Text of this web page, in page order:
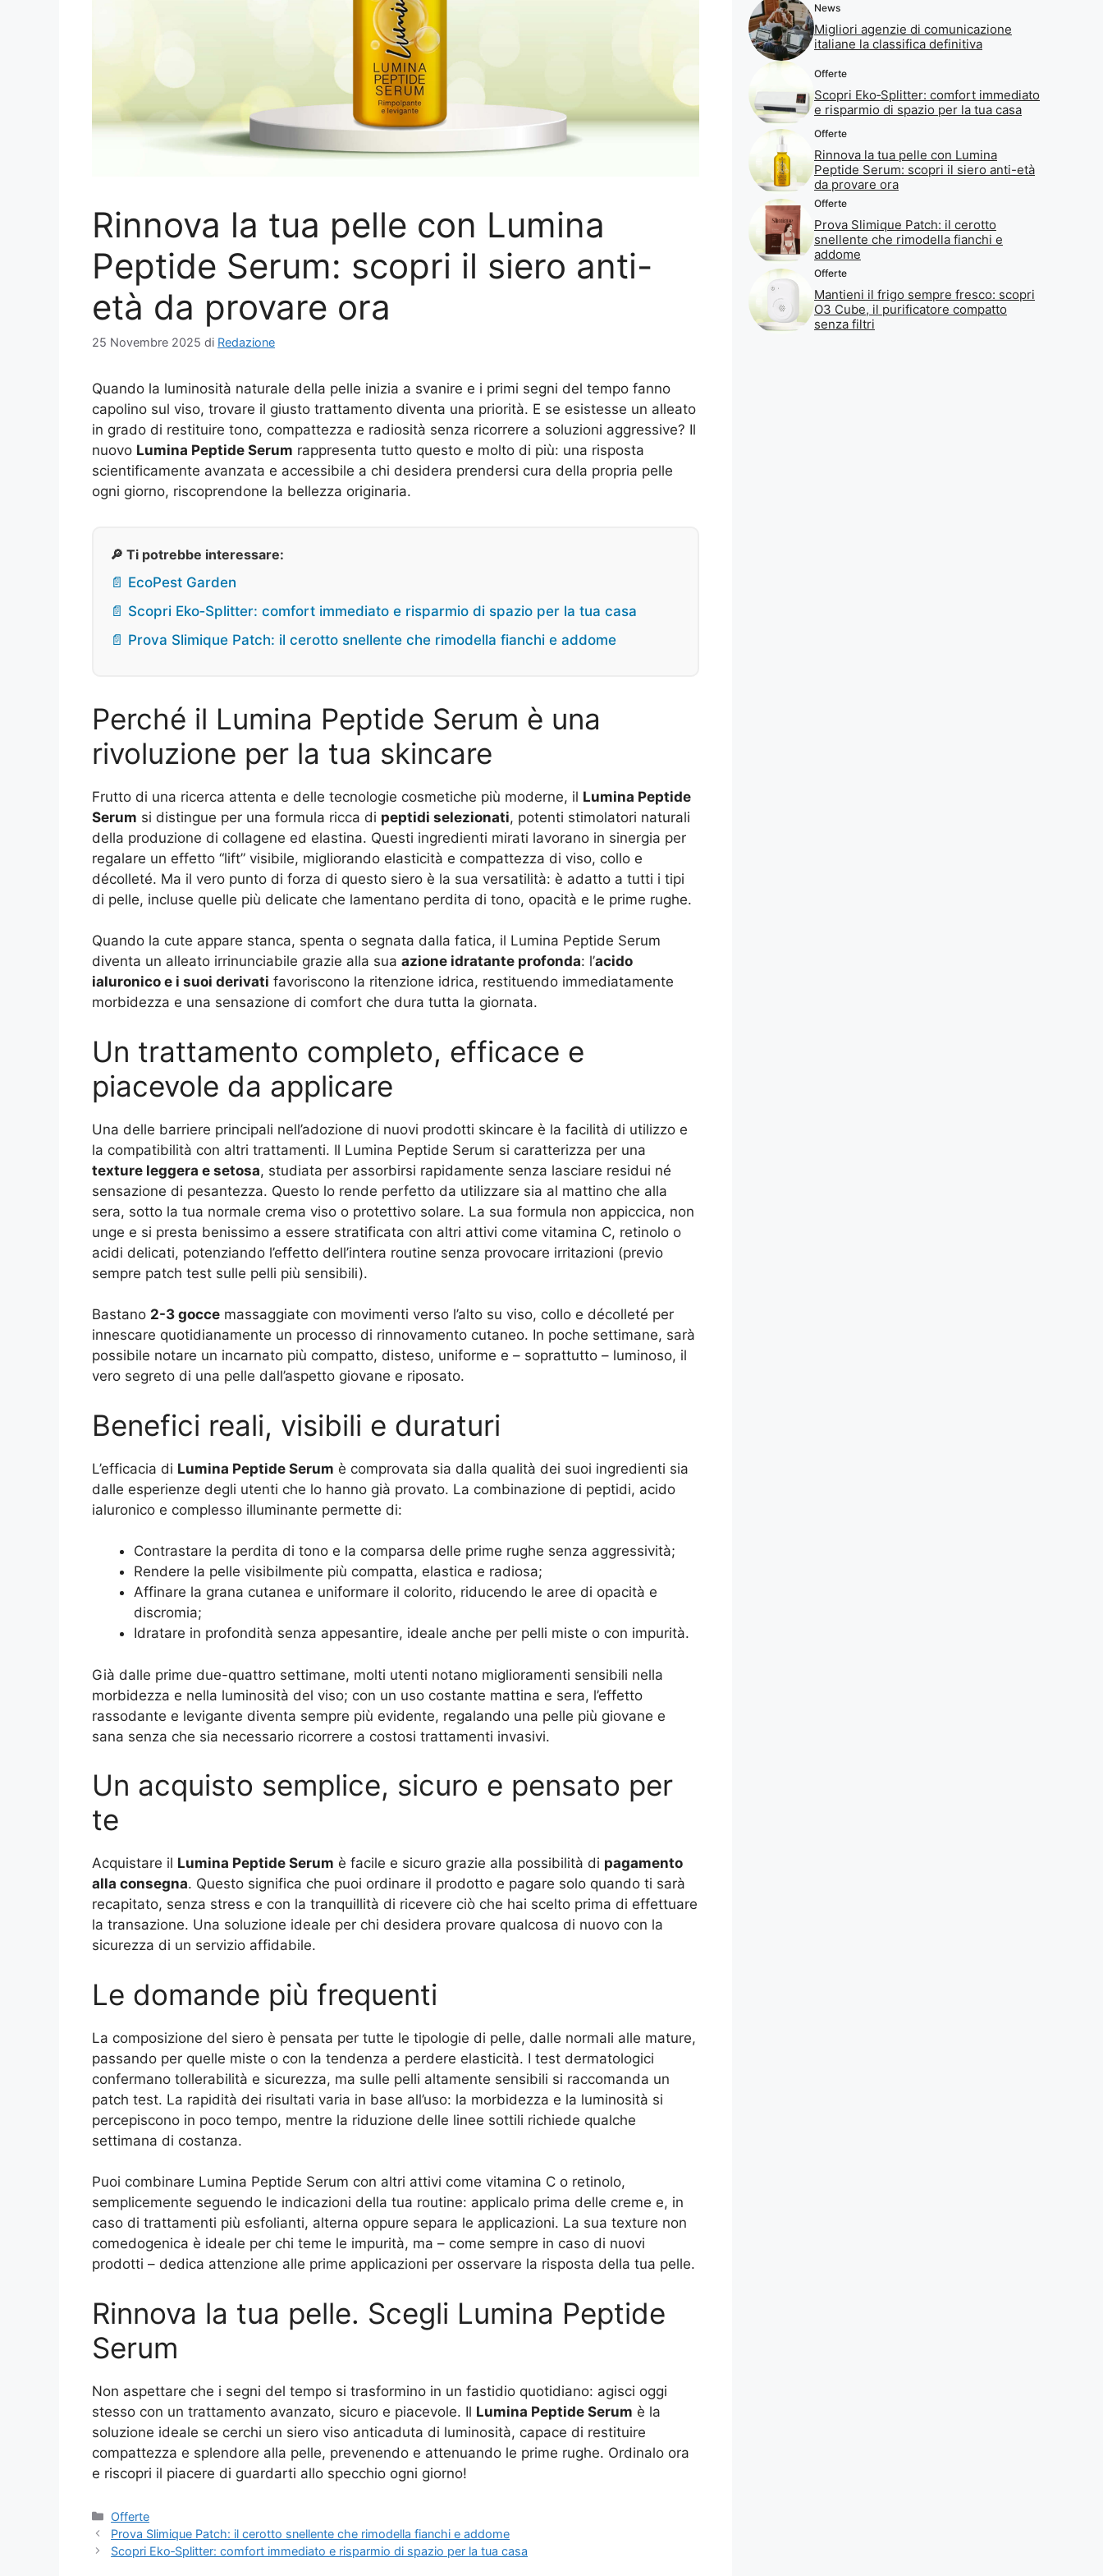
Rinnova la tua pelle con Lumina
Peptide Serum: scopri il siero anti-
età da provare ora
25 Novembre 2025 di Redazione
Quando la luminosità naturale della pelle inizia a svanire e i primi segni del tempo fanno
capolino sul viso, trovare il giusto trattamento diventa una priorità. E se esistesse un alleato
in grado di restituire tono, compattezza e radiosità senza ricorrere a soluzioni aggressive? Il
nuovo Lumina Peptide Serum rappresenta tutto questo e molto di più: una risposta
scientificamente avanzata e accessibile a chi desidera prendersi cura della propria pelle
ogni giorno, riscoprendone la bellezza originaria.
🔎 Ti potrebbe interessare:
📄 EcoPest Garden
📄 Scopri Eko‑Splitter: comfort immediato e risparmio di spazio per la tua casa
📄 Prova Slimique Patch: il cerotto snellente che rimodella fianchi e addome
Perché il Lumina Peptide Serum è una
rivoluzione per la tua skincare
Frutto di una ricerca attenta e delle tecnologie cosmetiche più moderne, il Lumina Peptide
Serum si distingue per una formula ricca di peptidi selezionati, potenti stimolatori naturali
della produzione di collagene ed elastina. Questi ingredienti mirati lavorano in sinergia per
regalare un effetto “lift” visibile, migliorando elasticità e compattezza di viso, collo e
décolleté. Ma il vero punto di forza di questo siero è la sua versatilità: è adatto a tutti i tipi
di pelle, incluse quelle più delicate che lamentano perdita di tono, opacità e le prime rughe.
Quando la cute appare stanca, spenta o segnata dalla fatica, il Lumina Peptide Serum
diventa un alleato irrinunciabile grazie alla sua azione idratante profonda: l’acido
ialuronico e i suoi derivati favoriscono la ritenzione idrica, restituendo immediatamente
morbidezza e una sensazione di comfort che dura tutta la giornata.
Un trattamento completo, efficace e
piacevole da applicare
Una delle barriere principali nell’adozione di nuovi prodotti skincare è la facilità di utilizzo e
la compatibilità con altri trattamenti. Il Lumina Peptide Serum si caratterizza per una
texture leggera e setosa, studiata per assorbirsi rapidamente senza lasciare residui né
sensazione di pesantezza. Questo lo rende perfetto da utilizzare sia al mattino che alla
sera, sotto la tua normale crema viso o protettivo solare. La sua formula non appiccica, non
unge e si presta benissimo a essere stratificata con altri attivi come vitamina C, retinolo o
acidi delicati, potenziando l’effetto dell’intera routine senza provocare irritazioni (previo
sempre patch test sulle pelli più sensibili).
Bastano 2-3 gocce massaggiate con movimenti verso l’alto su viso, collo e décolleté per
innescare quotidianamente un processo di rinnovamento cutaneo. In poche settimane, sarà
possibile notare un incarnato più compatto, disteso, uniforme e – soprattutto – luminoso, il
vero segreto di una pelle dall’aspetto giovane e riposato.
Benefici reali, visibili e duraturi
L’efficacia di Lumina Peptide Serum è comprovata sia dalla qualità dei suoi ingredienti sia
dalle esperienze degli utenti che lo hanno già provato. La combinazione di peptidi, acido
ialuronico e complesso illuminante permette di:
Contrastare la perdita di tono e la comparsa delle prime rughe senza aggressività;
Rendere la pelle visibilmente più compatta, elastica e radiosa;
Affinare la grana cutanea e uniformare il colorito, riducendo le aree di opacità e
discromia;
Idratare in profondità senza appesantire, ideale anche per pelli miste o con impurità.
Già dalle prime due-quattro settimane, molti utenti notano miglioramenti sensibili nella
morbidezza e nella luminosità del viso; con un uso costante mattina e sera, l’effetto
rassodante e levigante diventa sempre più evidente, regalando una pelle più giovane e
sana senza che sia necessario ricorrere a costosi trattamenti invasivi.
Un acquisto semplice, sicuro e pensato per
te
Acquistare il Lumina Peptide Serum è facile e sicuro grazie alla possibilità di pagamento
alla consegna. Questo significa che puoi ordinare il prodotto e pagare solo quando ti sarà
recapitato, senza stress e con la tranquillità di ricevere ciò che hai scelto prima di effettuare
la transazione. Una soluzione ideale per chi desidera provare qualcosa di nuovo con la
sicurezza di un servizio affidabile.
Le domande più frequenti
La composizione del siero è pensata per tutte le tipologie di pelle, dalle normali alle mature,
passando per quelle miste o con la tendenza a perdere elasticità. I test dermatologici
confermano tollerabilità e sicurezza, ma sulle pelli altamente sensibili si raccomanda un
patch test. La rapidità dei risultati varia in base all’uso: la morbidezza e la luminosità si
percepiscono in poco tempo, mentre la riduzione delle linee sottili richiede qualche
settimana di costanza.
Puoi combinare Lumina Peptide Serum con altri attivi come vitamina C o retinolo,
semplicemente seguendo le indicazioni della tua routine: applicalo prima delle creme e, in
caso di trattamenti più esfolianti, alterna oppure separa le applicazioni. La sua texture non
comedogenica è ideale per chi teme le impurità, ma – come sempre in caso di nuovi
prodotti – dedica attenzione alle prime applicazioni per osservare la risposta della tua pelle.
Rinnova la tua pelle. Scegli Lumina Peptide
Serum
Non aspettare che i segni del tempo si trasformino in un fastidio quotidiano: agisci oggi
stesso con un trattamento avanzato, sicuro e piacevole. Il Lumina Peptide Serum è la
soluzione ideale se cerchi un siero viso anticaduta di luminosità, capace di restituire
compattezza e splendore alla pelle, prevenendo e attenuando le prime rughe. Ordinalo ora
e riscopri il piacere di guardarti allo specchio ogni giorno!
Categorie
Offerte
Prova Slimique Patch: il cerotto snellente che rimodella fianchi e addome
Scopri Eko‑Splitter: comfort immediato e risparmio di spazio per la tua casa
News
Migliori agenzie di comunicazione
italiane la classifica definitiva
Offerte
Scopri Eko‑Splitter: comfort immediato
e risparmio di spazio per la tua casa
Offerte
Rinnova la tua pelle con Lumina
Peptide Serum: scopri il siero anti-età
da provare ora
Offerte
Prova Slimique Patch: il cerotto
snellente che rimodella fianchi e
addome
Offerte
Mantieni il frigo sempre fresco: scopri
O3 Cube, il purificatore compatto
senza filtri